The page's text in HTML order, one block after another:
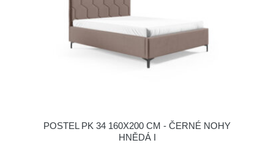
POSTEL PK 34 160X200 CM - ČERNÉ NOHY
HNĚDÁ I